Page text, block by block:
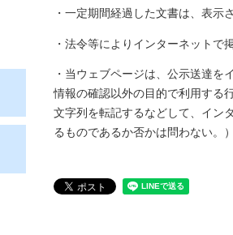
・一定期間経過した文書は、表示
・法令等によりインターネットで
・当ウェブページは、公示送達
情報の確認以外の目的で利用する
文字列を転記するなどして、イン
るものであるか否かは問わない。